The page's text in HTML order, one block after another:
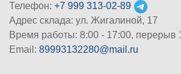
Телефон: +7 999 313-02-89
Адрес склада: ул. Жигалиной, 17
Время работы: 8:00 - 17:00, перерыв
Email: 89993132280@mail.ru